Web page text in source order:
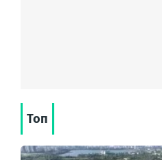
Топ